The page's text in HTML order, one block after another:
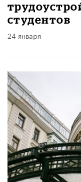
студентов
24 января